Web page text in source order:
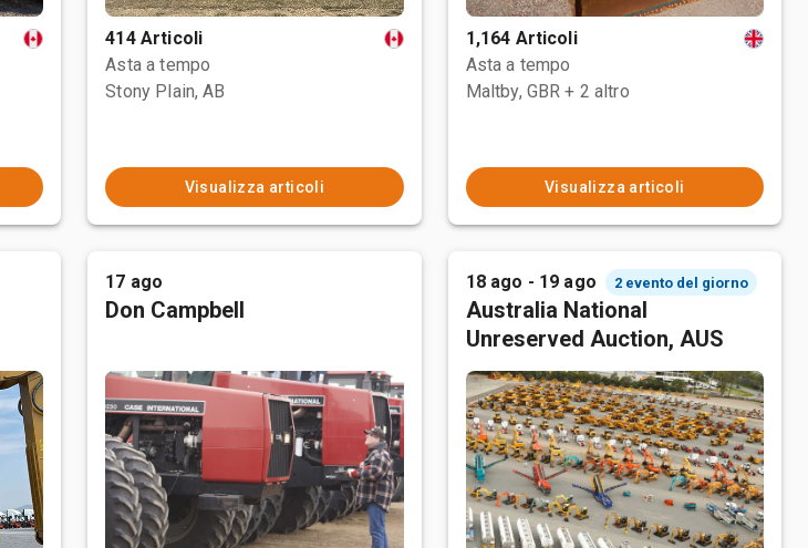
414 Articoli
Asta a tempo
Stony Plain, AB
Visualizza articoli
1,164 Articoli
Asta a tempo
Maltby, GBR + 2 altro
Visualizza articoli
17 ago
Don Campbell
18 ago - 19 ago 2 evento del giorno
Australia National
Unreserved Auction, AUS